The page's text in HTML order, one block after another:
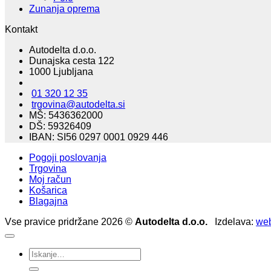
Zunanja oprema
Kontakt
Autodelta d.o.o.
Dunajska cesta 122
1000 Ljubljana
01 320 12 35
trgovina@autodelta.si
MŠ: 5436362000
DŠ: 59326409
IBAN: SI56 0297 0001 0929 446
Pogoji poslovanja
Trgovina
Moj račun
Košarica
Blagajna
Vse pravice pridržane 2026 © Autodelta d.o.o. Izdelava:
Išči: